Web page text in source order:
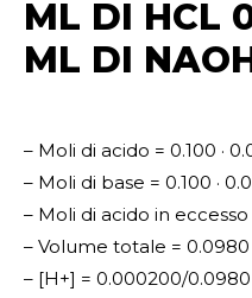
ML DI HCL
ML DI
– Moli di acido = 0.100 ·
– Moli di base = 0.100 ·
– Moli di acido in
– Volume totale =
– [H+] = 0.000200/